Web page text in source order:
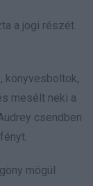
a jogi részét.
könyvesboltok,
mesélt neki a
csendben
mögül